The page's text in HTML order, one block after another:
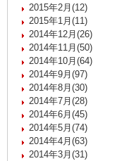
2015年2月(12)
2015年1月(11)
2014年12月(26)
2014年11月(50)
2014年10月(64)
2014年9月(97)
2014年8月(30)
2014年7月(28)
2014年6月(45)
2014年5月(74)
2014年4月(63)
2014年3月(31)